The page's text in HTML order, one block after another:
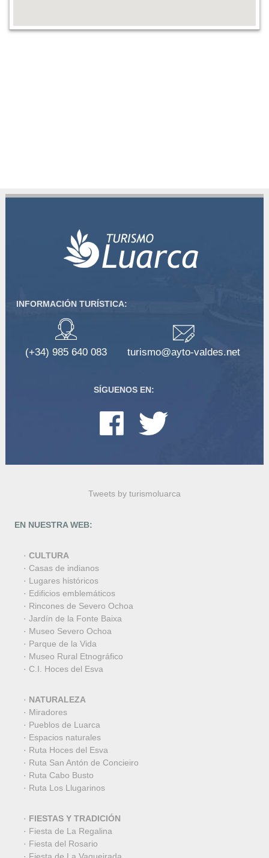
INFORMACIÓN TURÍSTICA:
(+34) 985 640 083 turismo@ayto-valdes.net
SÍGUENOS EN:
Tweets by turismoluarca
EN NUESTRA WEB:
· CULTURA
· Casas de indianos
· Lugares históricos
· Edificios emblemáticos
· Rincones de Severo Ochoa
· Jardín de la Fonte Baixa
· Museo Severo Ochoa
· Parque de la Vida
· Museo Rural Etnográfico
· C.I. Hoces del Esva
· NATURALEZA
· Miradores
· Pueblos de Luarca
· Espacios naturales
· Ruta Hoces del Esva
· Ruta San Antón de Concieiro
· Ruta Cabo Busto
· Ruta Los Llugarinos
· FIESTAS Y TRADICIÓN
· Fiesta de La Regalina
· Fiesta del Rosario
· Fiesta de La Vaqueirada